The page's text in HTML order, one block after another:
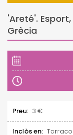
'Areté'.
Grècia
Preu: 3 €
Inclòs en: Tarraco